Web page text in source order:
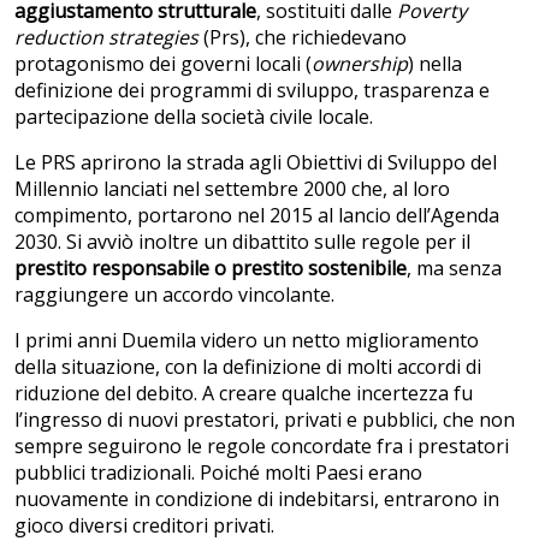
aggiustamento strutturale, sostituiti dalle Poverty
reduction strategies(Prs), che richiedevano
protagonismo dei governi locali (ownership) nella
definizione dei programmi di sviluppo, trasparenza e
partecipazione della società civile locale.
Le PRS aprirono la strada agli Obiettivi di Sviluppo del
Millennio lanciati nel settembre 2000 che, al loro
compimento, portarono nel 2015 al lancio dell’Agenda
2030. Si avviò inoltre un dibattito sulle regole per il
prestito responsabile o prestito sostenibile, ma senza
raggiungere un accordo vincolante.
I primi anni Duemila videro un netto miglioramento
della situazione, con la definizione di molti accordi di
riduzione del debito. A creare qualche incertezza fu
l’ingresso di nuovi prestatori, privati e pubblici, che non
sempre seguirono le regole concordate fra i prestatori
pubblici tradizionali. Poiché molti Paesi erano
nuovamente in condizione di indebitarsi, entrarono in
gioco diversi creditori privati.